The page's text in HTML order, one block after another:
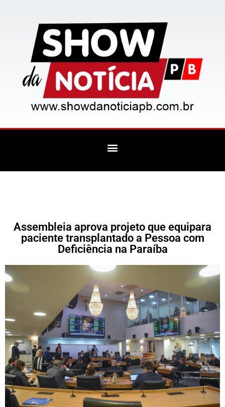
Assembleia aprova projeto que equipara
paciente transplantado a Pessoa com
Deficiência na Paraíba